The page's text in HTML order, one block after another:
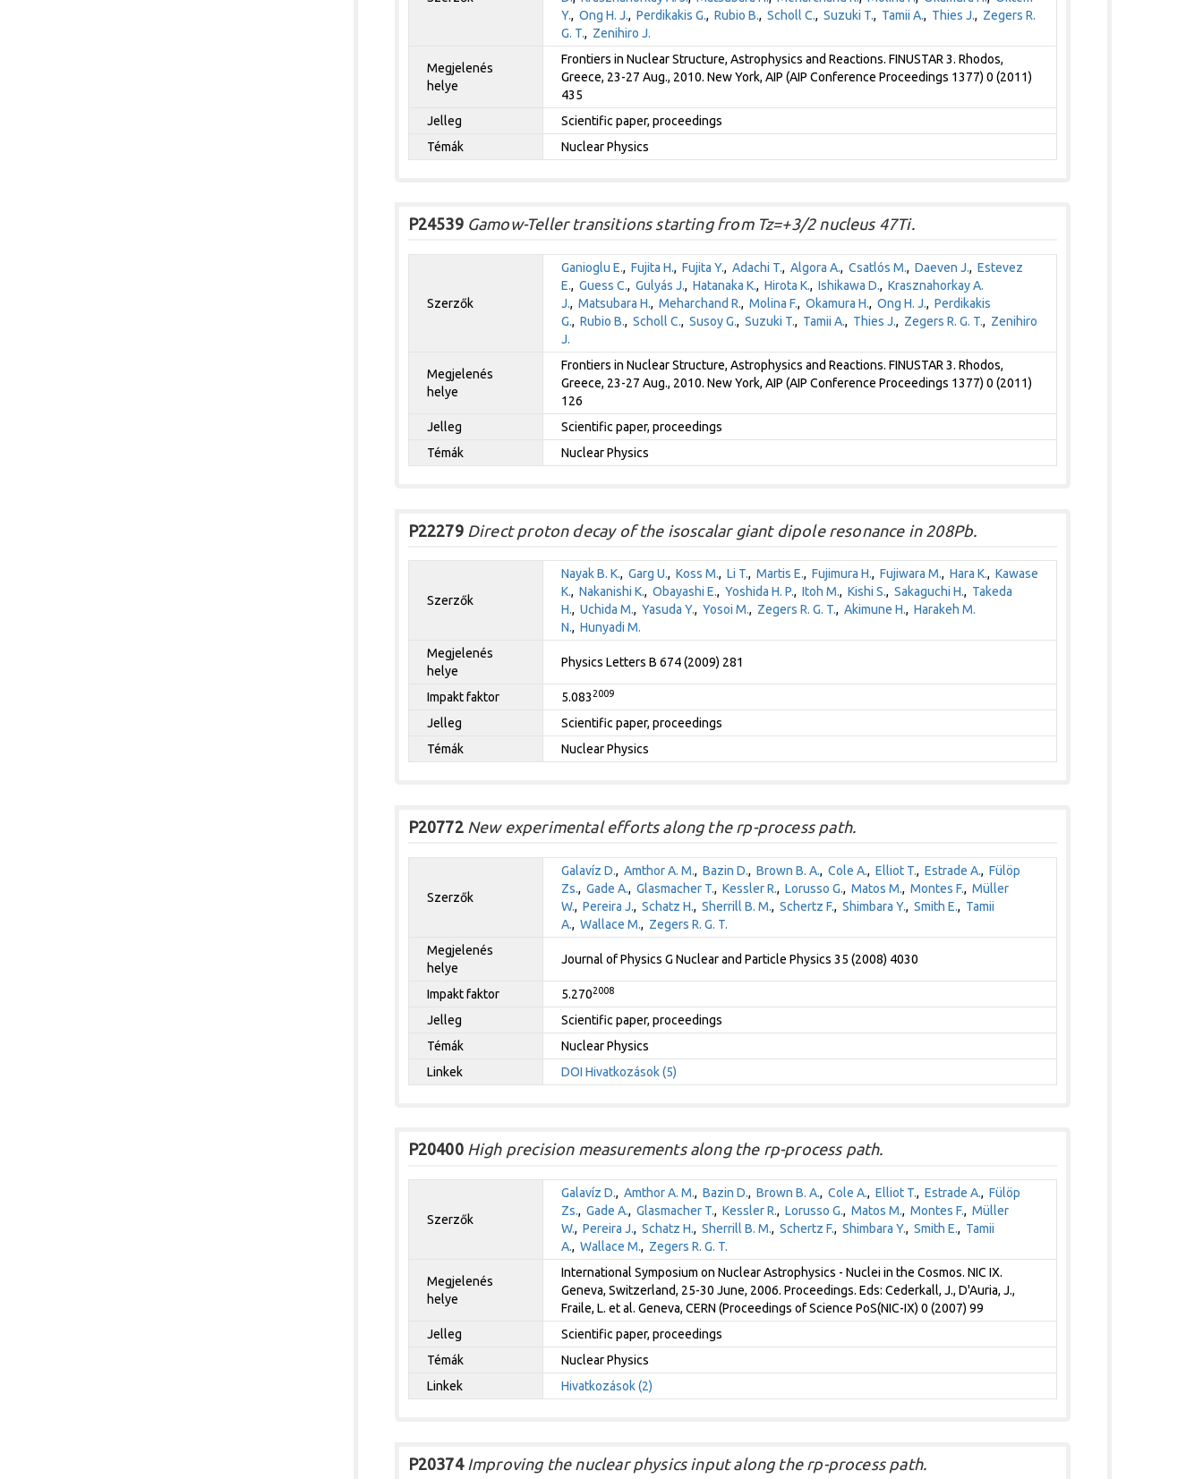
Y., Ong H. J., Perdikakis G., Rubio B., Scholl C., Suzuki T., Tamii A., Thies J., Zegers R.
G. T., Zenihiro J.
Megjelenés
helye
Frontiers in Nuclear Structure, Astrophysics and Reactions. FINUSTAR 3. Rhodos,
Greece, 23-27 Aug., 2010. New York, AIP (AIP Conference Proceedings 1377) 0 (2011)
435
Jelleg
Scientific paper, proceedings
Témák
Nuclear Physics
P24539Gamow-Teller transitions starting from Tz=+3/2 nucleus 47Ti.
Szerzők
Ganioglu E., Fujita H., Fujita Y., Adachi T., Algora A., Csatlós M., Daeven J., Estevez
E., Guess C., Gulyás J., Hatanaka K., Hirota K., Ishikawa D., Krasznahorkay A.
J., Matsubara H., Meharchand R., Molina F., Okamura H., Ong H. J., Perdikakis
G., Rubio B., Scholl C., Susoy G., Suzuki T., Tamii A., Thies J., Zegers R. G. T., Zenihiro
J.
Megjelenés
helye
Frontiers in Nuclear Structure, Astrophysics and Reactions. FINUSTAR 3. Rhodos,
Greece, 23-27 Aug., 2010. New York, AIP (AIP Conference Proceedings 1377) 0 (2011)
126
Jelleg
Scientific paper, proceedings
Témák
Nuclear Physics
P22279Direct proton decay of the isoscalar giant dipole resonance in 208Pb.
Szerzők
Nayak B. K., Garg U., Koss M., Li T., Martis E., Fujimura H., Fujiwara M., Hara K., Kawase
K., Nakanishi K., Obayashi E., Yoshida H. P., Itoh M., Kishi S., Sakaguchi H., Takeda
H., Uchida M., Yasuda Y., Yosoi M., Zegers R. G. T., Akimune H., Harakeh M.
N., Hunyadi M.
Megjelenés
helye
Physics Letters B 674 (2009) 281
Impakt faktor 5.083 2009
Jelleg
Scientific paper, proceedings
Témák
Nuclear Physics
P20772New experimental efforts along the rp-process path.
Szerzők
Galavíz D., Amthor A. M., Bazin D., Brown B. A., Cole A., Elliot T., Estrade A., Fülöp
Zs., Gade A., Glasmacher T., Kessler R., Lorusso G., Matos M., Montes F., Müller
W., Pereira J., Schatz H., Sherrill B. M., Schertz F., Shimbara Y., Smith E., Tamii
A., Wallace M., Zegers R. G. T.
Megjelenés
helye
Journal of Physics G Nuclear and Particle Physics 35 (2008) 4030
Impakt faktor 5.2702008
Jelleg
Scientific paper, proceedings
Témák
Nuclear Physics
Linkek
DOI Hivatkozások (5)
P20400High precision measurements along the rp-process path.
Szerzők
Galavíz D., Amthor A. M., Bazin D., Brown B. A., Cole A., Elliot T., Estrade A., Fülöp
Zs., Gade A., Glasmacher T., Kessler R., Lorusso G., Matos M., Montes F., Müller
W., Pereira J., Schatz H., Sherrill B. M., Schertz F., Shimbara Y., Smith E., Tamii
A., Wallace M., Zegers R. G. T.
Megjelenés
helye
International Symposium on Nuclear Astrophysics - Nuclei in the Cosmos. NIC IX.
Geneva, Switzerland, 25-30 June, 2006. Proceedings. Eds: Cederkall, J., D'Auria, J.,
Fraile, L. et al. Geneva, CERN (Proceedings of Science PoS(NIC-IX) 0 (2007) 99
Jelleg
Scientific paper, proceedings
Témák
Nuclear Physics
Linkek
Hivatkozások (2)
P20374Improving the nuclear physics input along the rp-process path.